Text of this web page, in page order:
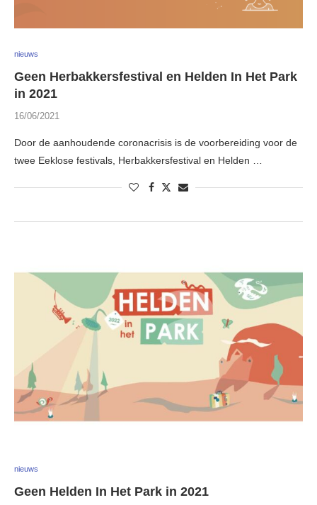
nieuws
Geen Herbakkersfestival en Helden In Het Park
in 2021
16/06/2021
Door de aanhoudende coronacrisis is de voorbereiding voor de
twee Eeklose festivals, Herbakkersfestival en Helden …
nieuws
Geen Helden In Het Park in 2021